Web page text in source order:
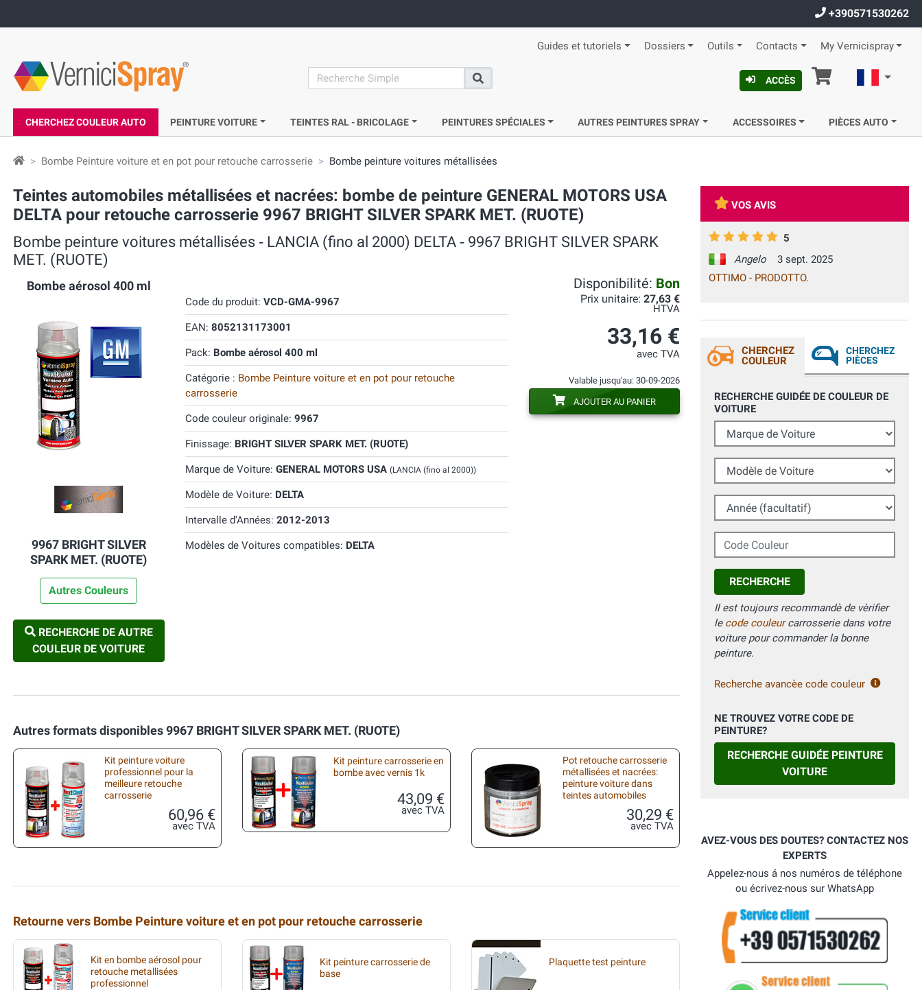
+390571530262
Guides et tutoriels Dossiers Outils Contacts My Vernicispray
search
Recherche
ACCÈS Panier
CHERCHEZ COULEUR AUTO PEINTURE VOITURE TEINTES RAL - BRICOLAGE PEINTURES SPÉCIALES AUTRES PEINTURES SPRAY ACCESSOIRES PIÈCES AUTO
Bombe Peinture voiture et en pot pour retouche carrosserie Bombe peinture voitures métallisées
Teintes automobiles métallisées et nacrées: bombe de peinture GENERAL MOTORS USA
DELTA pour retouche carrosserie 9967 BRIGHT SILVER SPARK MET. (RUOTE)
Bombe peinture voitures métallisées ‐ LANCIA (fino al 2000) DELTA ‐ 9967 BRIGHT SILVER SPARK
MET. (RUOTE)
Bombe aérosol 400 ml
9967 BRIGHT SILVER
SPARK MET. (RUOTE)
Autres Couleurs
RECHERCHE DE AUTRE
COULEUR DE VOITURE
Code du produit: VCD-GMA-9967
EAN: 8052131173001
Pack: Bombe aérosol 400 ml
Catégorie : Bombe Peinture voiture et en pot pour retouche
carrosserie
Code couleur originale: 9967
Finissage: BRIGHT SILVER SPARK MET. (RUOTE)
Marque de Voiture: GENERAL MOTORS USA (LANCIA (fino al 2000))
Modèle de Voiture: DELTA
Intervalle d'Années: 2012-2013
Modèles de Voitures compatibles: DELTA
Disponibilité: Bon
Prix unitaire: 27,63 €
HTVA
33,16 €
avec TVA
Valable jusqu'au: 30-09-2026
AJOUTER AU PANIER
Autres formats disponibles 9967 BRIGHT SILVER SPARK MET. (RUOTE)
Kit peinture voiture
professionnel pour la
meilleure retouche
carrosserie
60,96 €
avec TVA
Kit peinture carrosserie en
bombe avec vernis 1k
43,09 €
avec TVA
Pot retouche carrosserie
métallisées et nacrées:
peinture voiture dans
teintes automobiles
30,29 €
avec TVA
Retourne vers Bombe Peinture voiture et en pot pour retouche carrosserie
Kit en bombe aérosol pour
retouche metallisées
professionnel
Kit peinture carrosserie de
base
Plaquette test peinture
VOS AVIS
5
Angelo
3 sept. 2025
OTTIMO - PRODOTTO.
CHERCHEZ
COULEUR
CHERCHEZ
PIÈCES
RECHERCHE GUIDÉE DE COULEUR DE
VOITURE
Marque de Voiture
Modèle de Voiture
Année (facultatif)
Code Couleur
RECHERCHE
Il est toujours recommandè de vèrifier
le code couleurcarrosserie dans votre
voiture pour commander la bonne
peinture.
Recherche avancèe code couleur
NE TROUVEZ VOTRE CODE DE
PEINTURE?
RECHERCHE GUIDÉE PEINTURE
VOITURE
AVEZ-VOUS DES DOUTES? CONTACTEZ NOS
EXPERTS
Appelez-nous á nos numéros de téléphone
ou écrivez-nous sur WhatsApp